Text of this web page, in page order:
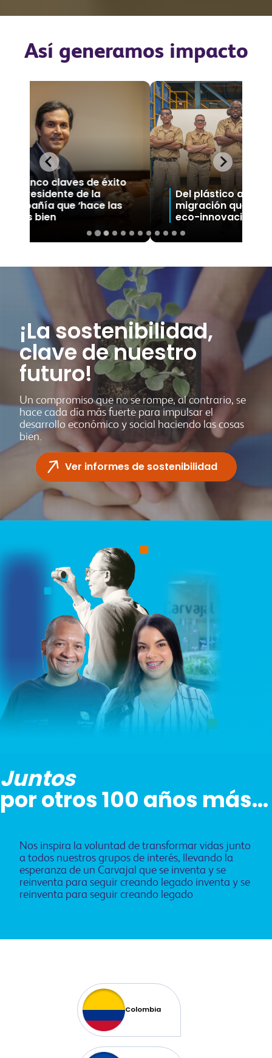
Así generamos impacto
Del plástico al cartón: la
migración que impulsa la
¡La sostenibilidad,
clave de nuestro
futuro!
Un compromiso que no se rompe, al contrario, se
hace cada día más fuerte para impulsar el
desarrollo económico y social haciendo las cosas
bien.
Ver informes de sostenibilidad
Juntos
por otros 100 años más…
Nos inspira la voluntad de transformar vidas junto
a todos nuestros grupos de interés, llevando la
esperanza de un Carvajal que se inventa y se
reinventa para seguir creando legado inventa y se
reinventa para seguir creando legado
Colombia